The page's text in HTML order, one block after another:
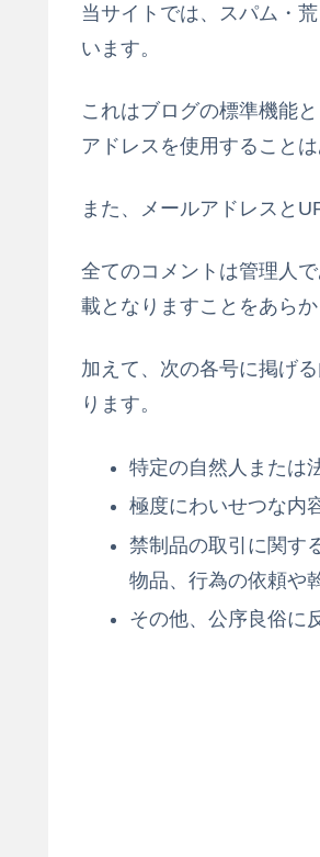
当サイトでは、スパム・
います。
これはブログの標準機能
アドレスを使用することは
また、メールアドレスと
全てのコメントは管理人
載となりますことをあらか
加えて、次の各号に掲げ
ります。
特定の自然人または
極度にわいせつな内
禁制品の取引に関す
物品、行為の依頼や
その他、公序良俗に